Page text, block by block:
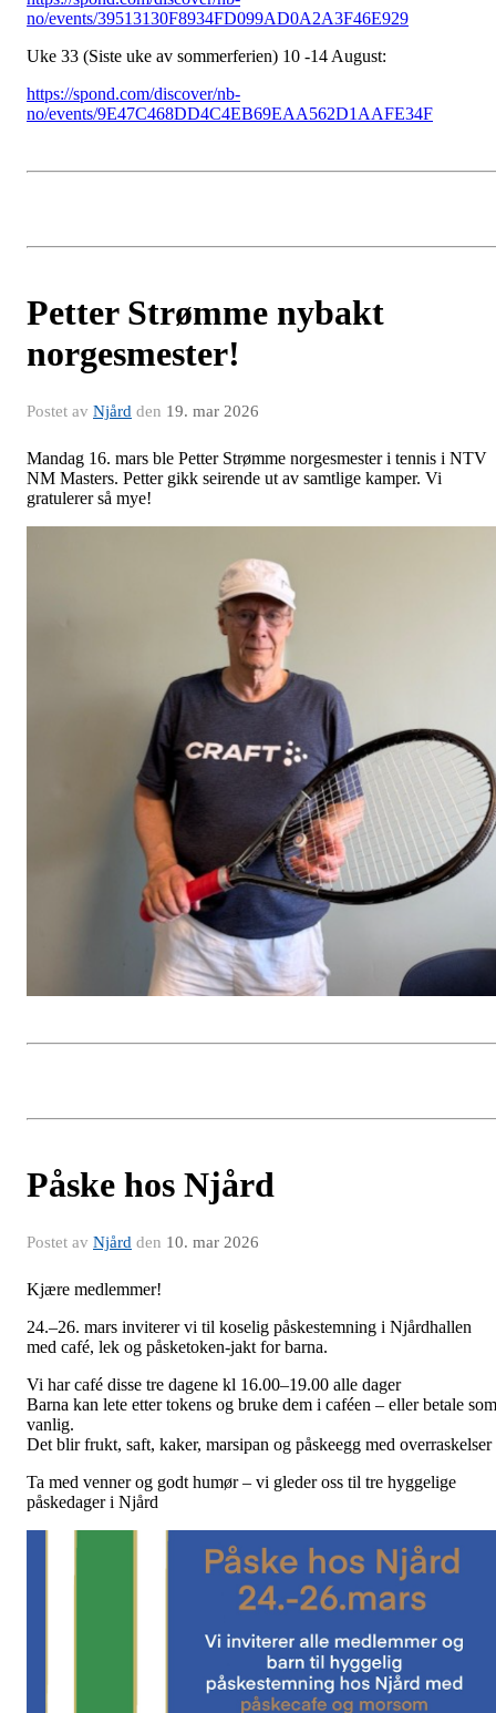
no/events/39513130F8934FD099AD0A2A3F46E929
Uke 33 (Siste uke av sommerferien) 10 -14 August:
https://spond.com/discover/nb-
no/events/9E47C468DD4C4EB69EAA562D1AAFE34F
Petter Strømme nybakt
norgesmester!
Postet av Njård den 19. mar 2026
Mandag 16. mars ble Petter Strømme norgesmester i tennis i NTV
NM Masters. Petter gikk seirende ut av samtlige kamper. Vi
gratulerer så mye!
Påske hos Njård
Postet av Njård den 10. mar 2026
Kjære medlemmer!
24.–26. mars inviterer vi til koselig påskestemning i Njårdhallen
med café, lek og påsketoken-jakt for barna.
Vi har café disse tre dagene kl 16.00–19.00 alle dager
Barna kan lete etter tokens og bruke dem i caféen – eller betale som
vanlig.
Det blir frukt, saft, kaker, marsipan og påskeegg med overraskelser
Ta med venner og godt humør – vi gleder oss til tre hyggelige
påskedager i Njård